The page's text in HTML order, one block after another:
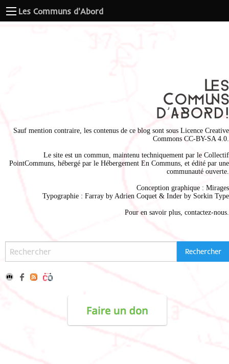
Les Communs d'Abord
Sauf mention contraire, les contenus de ce blog sont sous Licence Creative
Commons CC-BY-SA 4.0
Le site est un commun, maintenu techniquement par le Collectif
PointCommuns , hébergé par le Hébergement En Communs , et édité par une
communauté ouverte.
Conception graphique : Mirages
Typographie : Farray by Adrien Coquet & Inder by Sorkin Type
Pour en savoir plus, contactez-nous